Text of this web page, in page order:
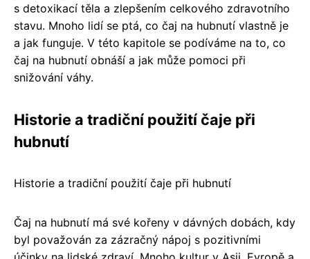
s detoxikací těla a zlepšením celkového zdravotního
stavu. Mnoho lidí se ptá, co čaj na hubnutí vlastně je
a jak funguje. V této kapitole se podíváme na to, co
čaj na hubnutí obnáší a jak může pomoci při
snižování váhy.
Historie a tradiční použití čaje při
hubnutí
Historie a tradiční použití čaje při hubnutí
Čaj na hubnutí má své kořeny v dávných dobách, kdy
byl považován za zázračný nápoj s pozitivními